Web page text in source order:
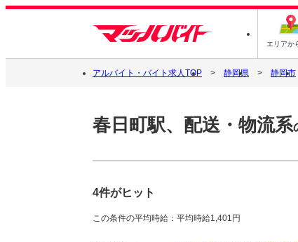
エリアか
アルバイト・バイト求人TOP 静岡県 静岡市
春日町駅、配送・物流系
4件がヒット
この条件の平均時給：平均時給1,401円